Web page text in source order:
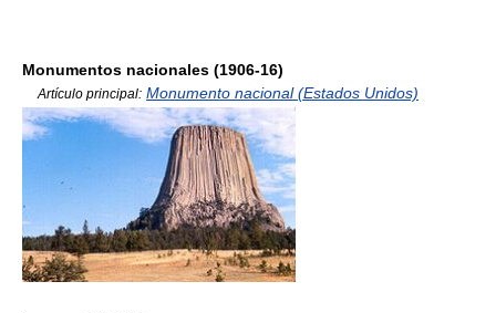
Monumentos nacionales (1906-16)
Artículo principal: Monumento nacional (Estados Unidos)